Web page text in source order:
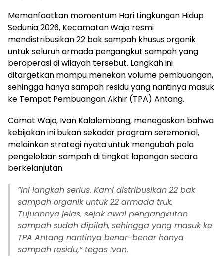
​Memanfaatkan momentum Hari Lingkungan Hidup
Sedunia 2026, Kecamatan Wajo resmi
mendistribusikan 22 bak sampah khusus organik
untuk seluruh armada pengangkut sampah yang
beroperasi di wilayah tersebut. Langkah ini
ditargetkan mampu menekan volume pembuangan,
sehingga hanya sampah residu yang nantinya masuk
ke Tempat Pembuangan Akhir (TPA) Antang.
​Camat Wajo, Ivan Kalalembang, menegaskan bahwa
kebijakan ini bukan sekadar program seremonial,
melainkan strategi nyata untuk mengubah pola
pengelolaan sampah di tingkat lapangan secara
berkelanjutan.
​“Ini langkah serius. Kami distribusikan 22 bak
sampah organik untuk 22 armada truk.
Tujuannya jelas, sejak awal pengangkutan
sampah sudah dipilah, sehingga yang masuk ke
TPA Antang nantinya benar-benar hanya
sampah residu,” tegas Ivan.